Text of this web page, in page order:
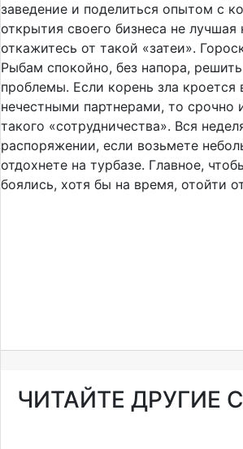
заведение и поделиться опытом с
открытия своего бизнеса не лучшая
откажитесь от такой «затеи».
Рыбам спокойно, без напора,
проблемы. Если корень зла кроется
нечестными партнерами, то срочно
такого «сотрудничества». Вся
распоряжении, если возьмете
отдохнете на турбазе. Главное,
боялись, хотя бы на время, отойти
ЧИТАЙТЕ ДРУГИЕ